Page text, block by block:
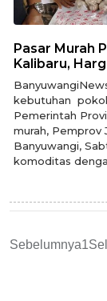
Pasar Murah
Kalibaru,
kebutuhan
Pemerintah
murah, Pemprov
Banyuwangi,
komoditas
Sebelumnya1